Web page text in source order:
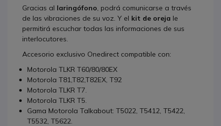
Gracias al laringófono, podrá comunicarse a través
de las vibraciones de su voz. Y el kit de oreja le
permitirá escuchar todas las informaciones de sus
interlocutores.
Accesorio exclusivo Onedirect compatible con:
Motorola TLKR T60/80/80EX
Motorola T81,T82,T82EX, T92
Motorola TLKR T7.
Motorola TLKR T5.
Gama Motorola Talkabout: T5022, T5412, T5422,
T5532, T5622.